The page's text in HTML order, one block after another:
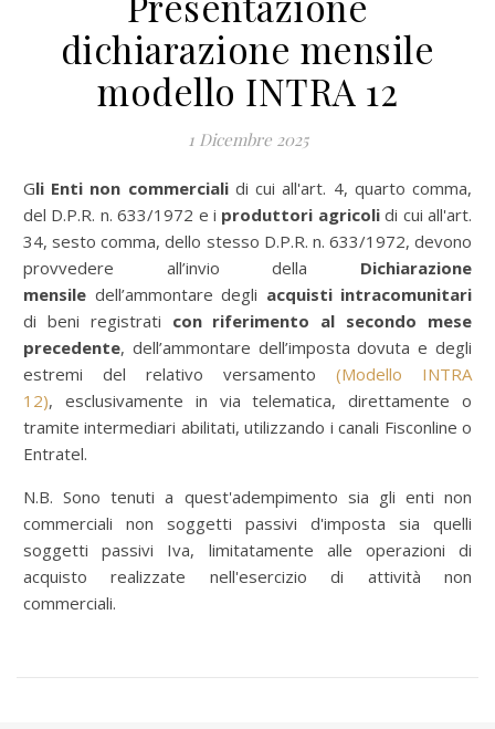
dichiarazione mensile
modello INTRA 12
1 Dicembre 2025
Gli Enti non commerciali di cui all'art. 4, quarto comma,
del D.P.R. n. 633/1972 e i produttori agricolidi cui all'art.
34, sesto comma, dello stesso D.P.R. n. 633/1972, devono
provvedere all’invio della Dichiarazione
mensile dell’ammontare degli acquisti intracomunitari
di beni registrati con riferimento al secondo mese
precedente, dell’ammontare dell’imposta dovuta e degli
estremi del relativo versamento (Modello INTRA
12), esclusivamente in via telematica, direttamente o
tramite intermediari abilitati, utilizzando i canali Fisconline o
Entratel.
N.B. Sono tenuti a quest'adempimento sia gli enti non
commerciali non soggetti passivi d'imposta sia quelli
soggetti passivi Iva, limitatamente alle operazioni di
acquisto realizzate nell'esercizio di attività non
commerciali.